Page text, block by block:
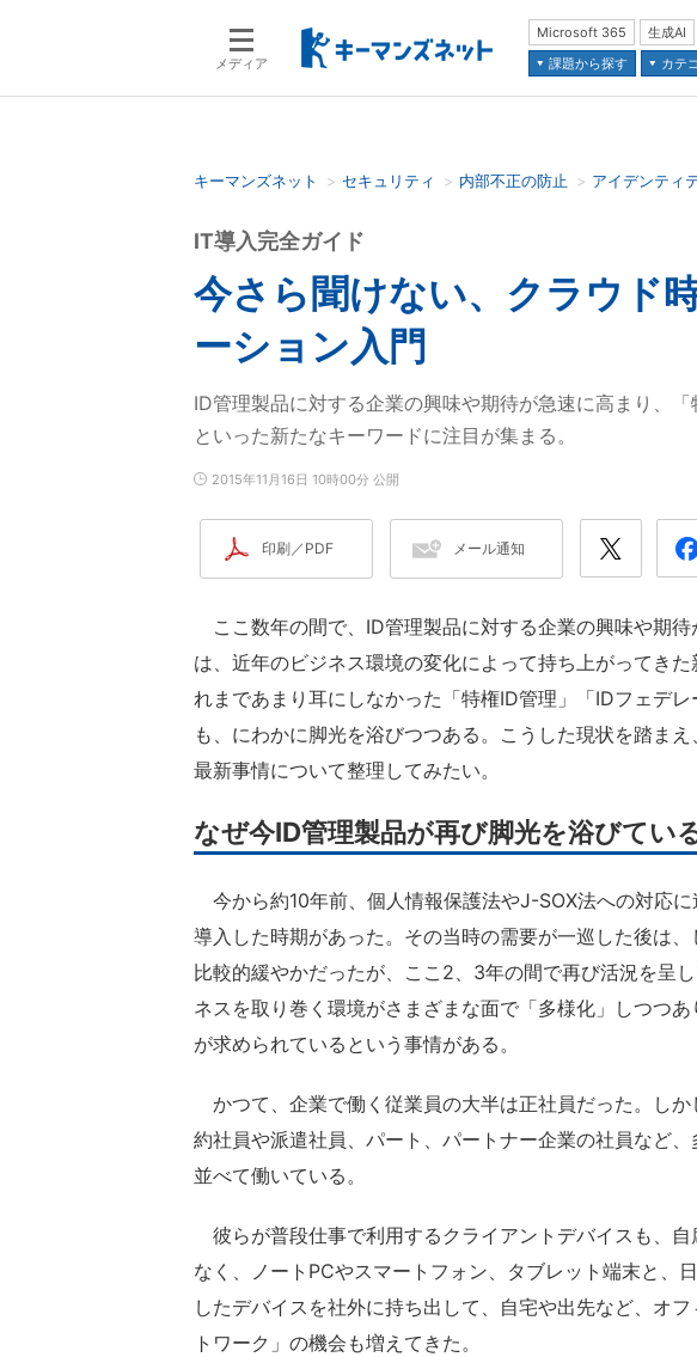
メディア
Microsoft 365 生成AI
課題から探す
カテ
検索語を入力してください
キーマンズネット セキュリティ 内部不正の防止 アイデンティ
今さら聞けない、クラウド
ーション入門
IT導入完全ガイド
ID管理製品に対する企業の興味や期待が急速に高まり、「
といった新たなキーワードに注目が集まる。
2015年11月16日 10時00分 公開
印刷／PDF メール通知
ここ数年の間で、ID管理製品に対する企業の興味や期
は、近年のビジネス環境の変化によって持ち上がってき
れまであまり耳にしなかった「特権ID管理」「IDフェデ
も、にわかに脚光を浴びつつある。こうした現状を踏ま
最新事情について整理してみたい。
なぜ今ID管理製品が再び脚光を浴びてい
今から約10年前、個人情報保護法やJ-SOX法への対応
導入した時期があった。その当時の需要が一巡した後は
比較的緩やかだったが、ここ2、3年の間で再び活況を呈
ネスを取り巻く環境がさまざまな面で「多様化」しつつ
が求められているという事情がある。
かつて、企業で働く従業員の大半は正社員だった。し
約社員や派遣社員、パート、パートナー企業の社員など
並べて働いている。
彼らが普段仕事で利用するクライアントデバイスも、
なく、ノートPCやスマートフォン、タブレット端末と、
したデバイスを社外に持ち出して、自宅や出先など、オ
トワーク」の機会も増えてきた。